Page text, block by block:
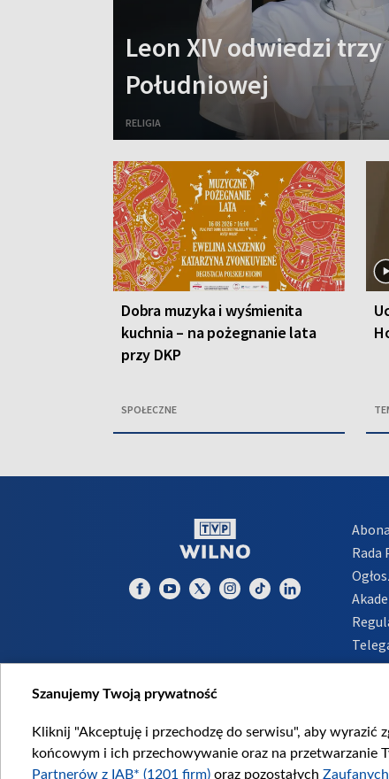
Leon XIV odwiedzi
Południowej
RELIGIA
Dobra muzyka i wyśmienita
kuchnia – na pożegnanie lata
przy DKP
SPOŁECZNE
Rada
Szanujemy Twoją prywatność
Kliknij "Akceptuję i przechodzę do serwisu", aby wyrazić
końcowym i ich przechowywanie oraz na przetwarzanie
Partnerów z IAB* (1201 firm) oraz pozostałych